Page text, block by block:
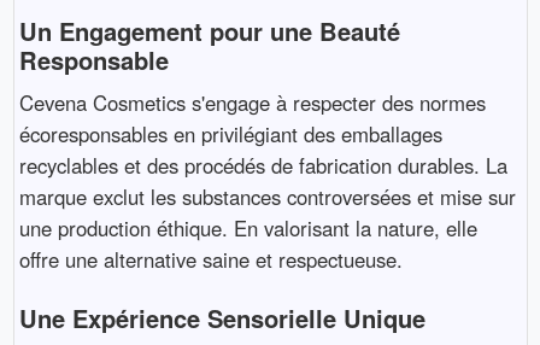
Un Engagement pour une Beauté
Responsable
Cevena Cosmetics s'engage à respecter des normes
écoresponsables en privilégiant des emballages
recyclables et des procédés de fabrication durables. La
marque exclut les substances controversées et mise sur
une production éthique. En valorisant la nature, elle
offre une alternative saine et respectueuse.
Une Expérience Sensorielle Unique